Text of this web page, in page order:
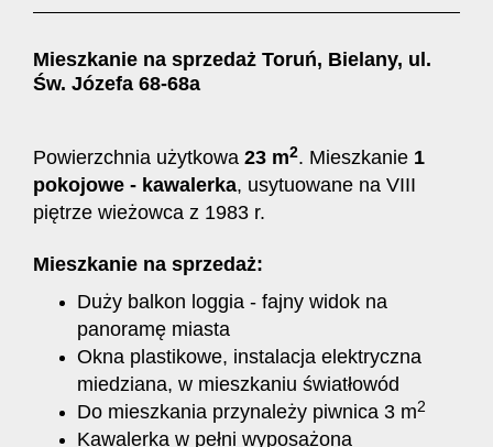
Mieszkanie na sprzedaż Toruń, Bielany, ul.
Św. Józefa 68-68a
Powierzchnia użytkowa 23 m2. Mieszkanie 1
pokojowe - kawalerka, usytuowane na VIII
piętrze wieżowca z 1983 r.
Mieszkanie na sprzedaż:
Duży balkon loggia - fajny widok na
panoramę miasta
Okna plastikowe, instalacja elektryczna
miedziana, w mieszkaniu światłowód
Do mieszkania przynależy piwnica 3 m2
Kawalerka w pełni wyposażona